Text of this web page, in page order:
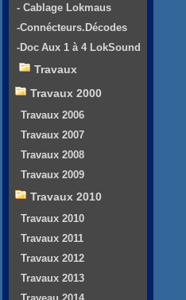
- Cablage Lokmaus
-Connécteurs.Décodes
-Doc Aux 1 à 4 LokSound
Travaux
Travaux 2000
Travaux 2006
Travaux 2007
Travaux 2008
Travaux 2009
Travaux 2010
Travaux 2010
Travaux 2011
Travaux 2012
Travaux 2013